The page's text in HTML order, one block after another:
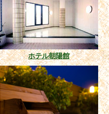
ホテル朝陽館